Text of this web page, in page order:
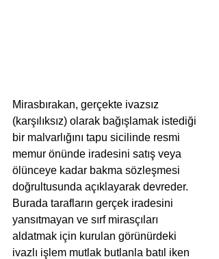
Mirasbırakan, gerçekte ivazsız
(karşılıksız) olarak bağışlamak istediği
bir malvarlığını tapu sicilinde resmi
memur önünde iradesini satış veya
ölünceye kadar bakma sözleşmesi
doğrultusunda açıklayarak devreder.
Burada tarafların gerçek iradesini
yansıtmayan ve sırf mirasçıları
aldatmak için kurulan görünürdeki
ivazlı işlem mutlak butlanla batıl iken